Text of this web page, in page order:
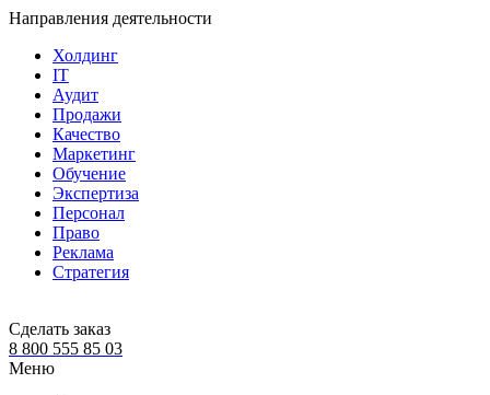
Направления деятельности
Холдинг
IT
Аудит
Продажи
Качество
Маркетинг
Обучение
Экспертиза
Персонал
Право
Реклама
Стратегия
Сделать заказ
8 800 555 85 03
Меню